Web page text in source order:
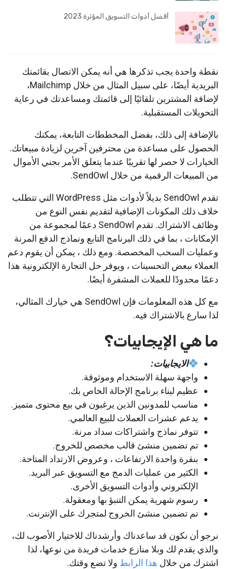
أفضل أدوات التسويق المؤثرة 2023
نقطة واحدة يجب تذكرها هي أنه يمكن الاتصال بقائمتك
البريدية أيضًا، على سبيل المثال من خلال Mailchimp،
لإضافة المشترين تلقائيًا إلى قائمتك ومساعدتك في رعاية
التحويلات المستقبلية.
بالإضافة إلى ذلك، بفضل المخططات التابعة، يمكنك
الحصول على مساعدة من محترفين آخرين لزيادة مبيعاتك.
الخيارات لا حصر لها تقريبًا عندما يتعلق الأمر بجني الأموال
من المبيعات الرقمية من خلال SendOwl.
تقدم SendOwl بديلاً لأدوات مثل WordPress التي تتطلب
خلاف ذلك المكونات الإضافية لتقديم نفس النوع من
وظائف الاشتراك. تقدم SendOwl دعمًا لمجموعة من
الإمكانات ، بما في ذلك البرنامج التابع ونماذج الدفع المرنة
وعمليات السحب المخصصة. ومع ذلك ، يمكن أن يقوم دعم
العملاء ببعض التحسينات ، ويوفر حل التجارة الإلكترونية هذا
دعمًا محدودًا للعملات المشفرة أيضًا.
مع كل هذه المعلومات فإن SendOwl هي خيارك المثالي،
لذا سارع بالاشتراك فيه.
ما هي الإيجابيات؟
الايجابيات:
واجهة سهلة الاستخدام وموثوقة.
عظيم لبناء برنامج الإحالة الخاص بك.
مناسب للمدونين الذين يرغبون في بيع محتوى متميز.
يدعم عشرات العملات للبيع العالمي.
تتوفر نماذج واشتراكات سداد مرنة.
تم تضمين منشئ قالب مخصص للخروج.
بنقرة واحدة الارتفاعات ، وعروض الارتداد المتاحة.
الكثير من عمليات الدمج مع التسويق عبر البريد.
الإلكتروني وأدوات التسويق الأخرى.
رسوم شهرية يمكن التنبؤ بها ومعقولة.
تم تضمين منشئ الخروج لمتجرك على الإنترنت.
نرجو أن نكون قد ساعدناك وأرشدناك للاختيار الأصوب لك،
والذي يقدم لك وبلا منازع خدمات فريدة من نوعها، لذا
اشترك من خلال هذا الرابط ولا تضع وقتك.